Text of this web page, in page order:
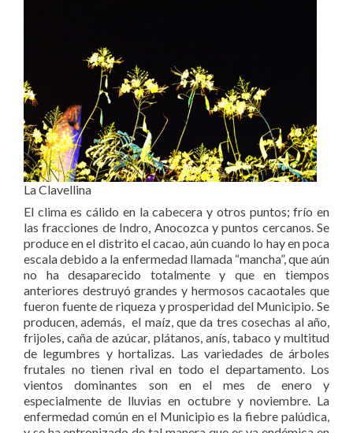
La Clavellina
El clima es cálido en la cabecera y otros puntos; frío en
las fracciones de Indro, Anocozca y puntos cercanos. Se
produce en el distrito el cacao, aún cuando lo hay en poca
escala debido a la enfermedad llamada “mancha”, que aún
no ha desaparecido totalmente y que en tiempos
anteriores destruyó grandes y hermosos cacaotales que
fueron fuente de riqueza y prosperidad del Municipio. Se
producen, además, el maíz, que da tres cosechas al año,
frijoles, caña de azúcar, plátanos, anís, tabaco y multitud
de legumbres y hortalizas. Las variedades de árboles
frutales no tienen rival en todo el departamento. Los
vientos dominantes son en el mes de enero y
especialmente de lluvias en octubre y noviembre. La
enfermedad común en el Municipio es la fiebre palúdica,